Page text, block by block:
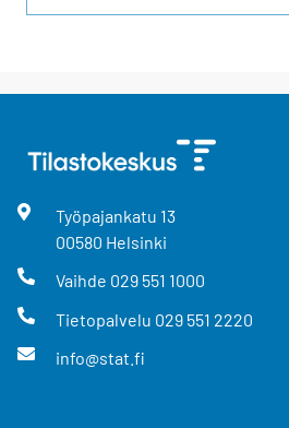
Työpajankatu 13
00580 Helsinki
Vaihde 029 551 1000
Tietopalvelu 029 551 2220
info@stat.fi